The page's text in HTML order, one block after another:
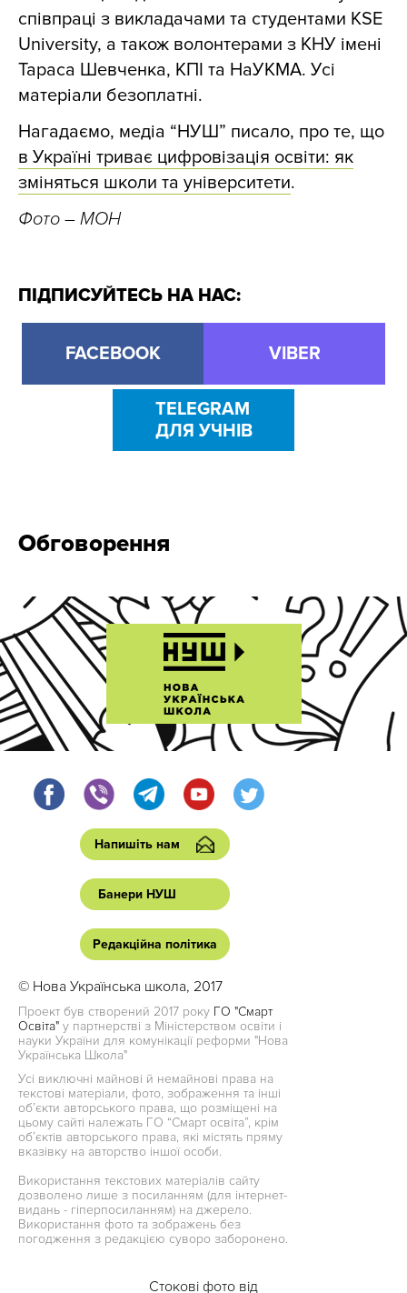
співпраці з викладачами та студентами KSE
University, а також волонтерами з КНУ імені
Тараса Шевченка, КПІ та НаУКМА. Усі
матеріали безоплатні.
Нагадаємо, медіа “НУШ” писало, про те, що
в Україні триває цифровізація освіти: як
зміняться школи та університети.
Фото – МОН
ПІДПИСУЙТЕСЬ НА НАС:
FACEBOOK VIBER
TELEGRAM
ДЛЯ УЧНІВ
Обговорення
Напишіть нам
Банери НУШ
Редакційна політика
© Нова Українська школа, 2017
Проект був створений 2017 року ГО "Смарт
Освіта" у партнерстві з Міністерством освіти і
науки України для комунікації реформи "Нова
Українська Школа"
Усі виключні майнові й немайнові права на
текстові матеріали, фото, зображення та інші
об’єкти авторського права, що розміщені на
цьому сайті належать ГО “Смарт освіта”, крім
об’єктів авторського права, які містять пряму
вказівку на авторство іншої особи.
Використання текстових матеріалів сайту
дозволено лише з посиланням (для інтернет-
видань - гіперпосиланням) на джерело.
Використання фото та зображень без
погодження з редакцією суворо заборонено.
Стокові фото від